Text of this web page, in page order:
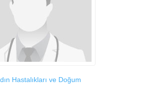
Hastalıkları ve Doğum